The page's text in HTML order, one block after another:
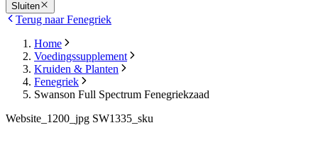
Sluiten
Terug naar Fenegriek
Home
Voedingssupplement
Kruiden & Planten
Fenegriek
Swanson Full Spectrum Fenegriekzaad
Website_1200_jpg SW1335_sku